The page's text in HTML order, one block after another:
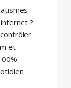
?
et